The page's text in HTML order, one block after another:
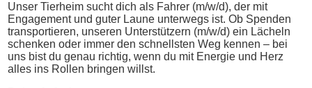
Unser Tierheim sucht dich als Fahrer (m/w/d), der mit
Engagement und guter Laune unterwegs ist. Ob Spenden
transportieren, unseren Unterstützern (m/w/d) ein Lächeln
schenken oder immer den schnellsten Weg kennen – bei
uns bist du genau richtig, wenn du mit Energie und Herz
alles ins Rollen bringen willst.